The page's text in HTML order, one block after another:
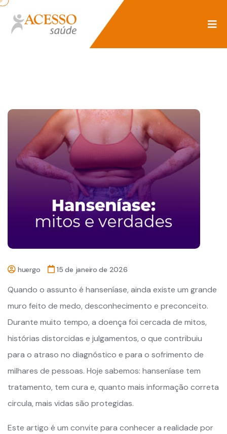
huergo 15 de janeiro de 2026
Quando o assunto é hanseníase, ainda existe um grande
muro feito de medo, desconhecimento e preconceito.
Durante muito tempo, a doença foi cercada de mitos,
histórias distorcidas e julgamentos, o que contribuiu
para o atraso no diagnóstico e para o sofrimento de
milhares de pessoas. Hoje sabemos: hanseníase tem
tratamento, tem cura e, quanto mais informação correta
circula, mais vidas são protegidas.
Este artigo é um convite para conhecer a realidade por